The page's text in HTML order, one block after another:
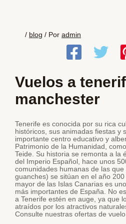
/ blog / Por admin
Vuelos a
manchester
Tenerife es conocida por su rica
históricos, sus animadas fiestas y
importante centro educativo y
Patrimonio de la Humanidad,
Teide. Su historia se remonta a la
del Imperio Español, hace unos
comunidades humanas de las
guanches) se sitúan en el año
mayor de las Islas Canarias es
más importantes de España. No
a Tenerife estén en auge, ya que
atraídos por los atractivos
Consulte nuestras ofertas de